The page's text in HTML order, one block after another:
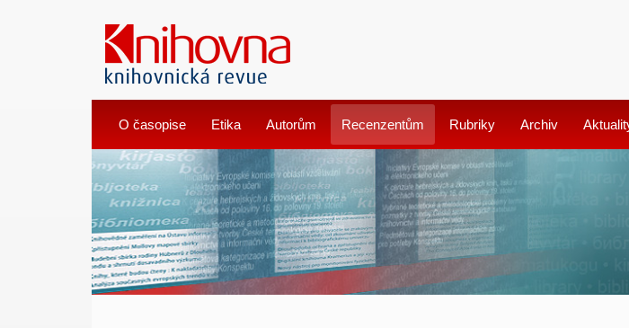
O časopise Etika Autorům Recenzentům Rubriky Archiv